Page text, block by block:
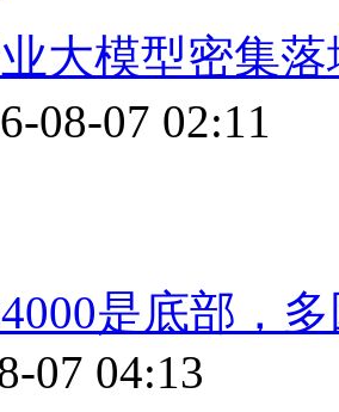
大模型密集
08-07 02:11
是底部，
07 04:13